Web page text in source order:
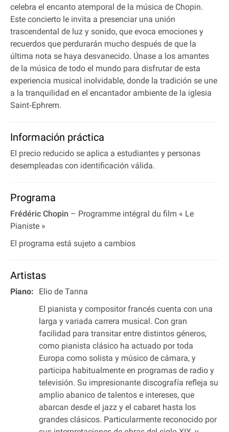
celebra el encanto atemporal de la música de Chopin.
Este concierto le invita a presenciar una unión
trascendental de luz y sonido, que evoca emociones y
recuerdos que perdurarán mucho después de que la
última nota se haya desvanecido. Únase a los amantes
de la música de todo el mundo para disfrutar de esta
experiencia musical inolvidable, donde la tradición se une
a la tranquilidad en el encantador ambiente de la iglesia
Saint‐Ephrem.
Información práctica
El precio reducido se aplica a estudiantes y personas
desempleadas con identificación válida.
Programa
Frédéric Chopin – Programme intégral du film « Le
Pianiste »
El programa está sujeto a cambios
Artistas
Piano:
Elio de Tanna
El pianista y compositor francés cuenta con una
larga y variada carrera musical. Con gran
facilidad para transitar entre distintos géneros,
como pianista clásico ha actuado por toda
Europa como solista y músico de cámara, y
participa habitualmente en programas de radio y
televisión. Su impresionante discografía refleja su
amplio abanico de talentos e intereses, que
abarcan desde el jazz y el cabaret hasta los
grandes clásicos. Particularmente reconocido por